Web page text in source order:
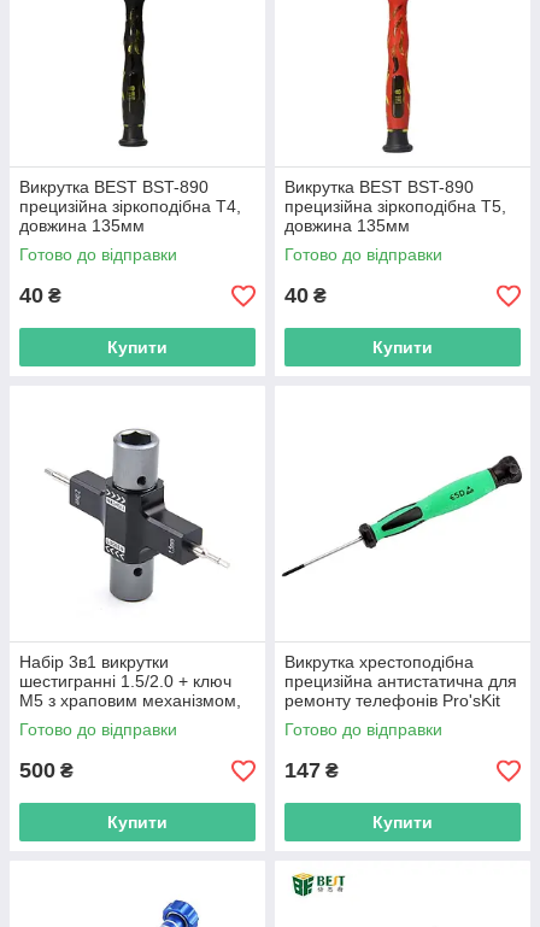
Викрутка BEST BST-890
прецизійна зіркоподібна T4,
довжина 135мм
Готово до відправки
40 ₴
Купити
Викрутка BEST BST-890
прецизійна зіркоподібна T5,
довжина 135мм
Готово до відправки
40 ₴
Купити
Набір 3в1 викрутки
шестигранні 1.5/2.0 + ключ
M5 з храповим механізмом,
для FPV
Готово до відправки
500 ₴
Купити
Викрутка хрестоподібна
прецизійна антистатична для
ремонту телефонів Pro'sKit
SD-083-P2
Готово до відправки
147 ₴
Купити